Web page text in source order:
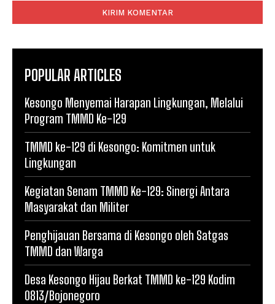
POPULAR ARTICLES
Kesongo Menyemai Harapan Lingkungan, Melalui
Program TMMD Ke-129
TMMD ke-129 di Kesongo: Komitmen untuk
Lingkungan
Kegiatan Senam TMMD Ke-129: Sinergi Antara
Masyarakat dan Militer
Penghijauan Bersama di Kesongo oleh Satgas
TMMD dan Warga
Desa Kesongo Hijau Berkat TMMD ke-129 Kodim
0813/Bojonegoro